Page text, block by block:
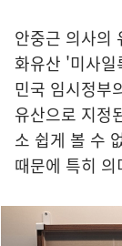
안중근 의사의
화유산 '미사
민국 임시정부
유산으로 지정
소 쉽게 볼 수
때문에 특히